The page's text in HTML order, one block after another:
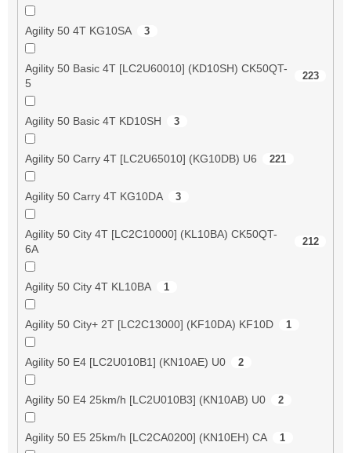
Agility 50 4T KG10SA 3
Agility 50 Basic 4T [LC2U60010] (KD10SH) CK50QT-
5
223
Agility 50 Basic 4T KD10SH 3
Agility 50 Carry 4T [LC2U65010] (KG10DB) U6 221
Agility 50 Carry 4T KG10DA 3
Agility 50 City 4T [LC2C10000] (KL10BA) CK50QT-
6A
212
Agility 50 City 4T KL10BA 1
Agility 50 City+ 2T [LC2C13000] (KF10DA) KF10D 1
Agility 50 E4 [LC2U010B1] (KN10AE) U0 2
Agility 50 E4 25km/h [LC2U010B3] (KN10AB) U0 2
Agility 50 E5 25km/h [LC2CA0200] (KN10EH) CA 1